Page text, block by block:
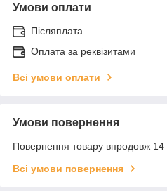
Умови оплати
Післяплата
Оплата за реквізитами
Всі умови оплати
Умови повернення
Повернення товару впродовж 14
Всі умови повернення